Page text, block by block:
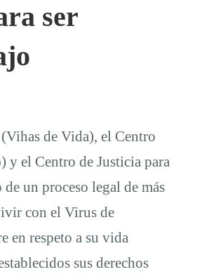
ser
de Vida), el Centro
y el Centro de Justicia para
un proceso legal de más
con el Virus de
en respeto a su vida
sus derechos